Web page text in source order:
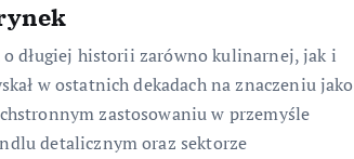
długiej historii zarówno kulinarnej, jak i
w ostatnich dekadach na znaczeniu jako
zastosowaniu w przemyśle
detalicznym oraz sektorze